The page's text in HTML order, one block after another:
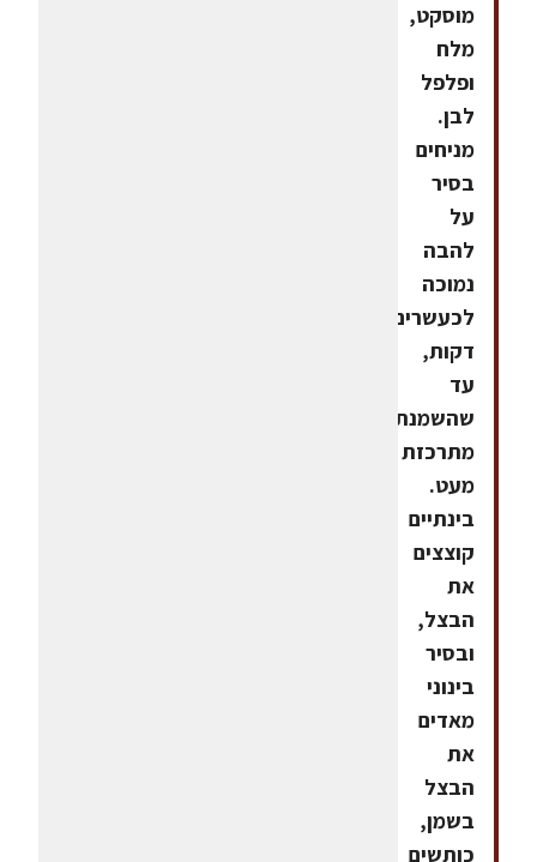
מוסקט,
מלח
ופלפל
לבן.
מניחים
בסיר
על
להבה
נמוכה
לכעשרים
דקות,
עד
שהשמנת
מתרכזת
מעט.
בינתיים
קוצצים
את
הבצל,
ובסיר
בינוני
מאדים
את
הבצל
בשמן,
כותשים